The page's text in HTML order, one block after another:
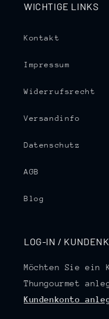
WICHTIGE LINKS
Kontakt
Impressum
Widerrufsrecht
Versandinfo
Datenschutz
AGB
Blog
LOG-IN /
Möchten Sie ein
Thungourmet
Kundenkonto